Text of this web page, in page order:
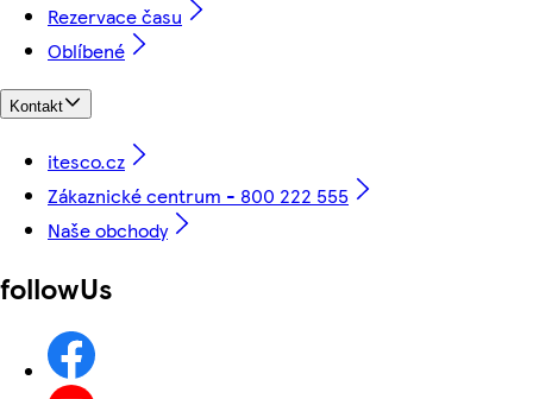
Rezervace času
Oblíbené
Kontakt
itesco.cz
Zákaznické centrum - 800 222 555
Naše obchody
followUs